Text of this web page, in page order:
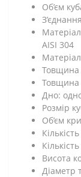
Об’єм
AISI 304
Товщина
Товщина
Дно:
Розмір
Об’єм
Висота
Діаметр